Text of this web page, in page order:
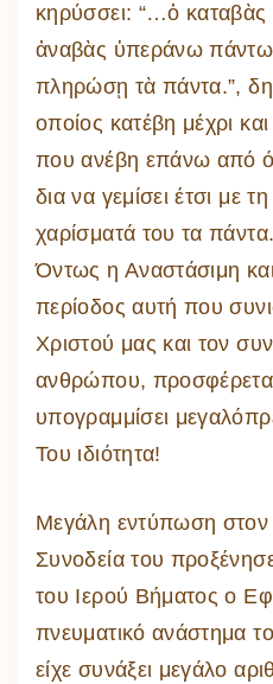
κηρύσσει: “…ὁ καταβὰς
ἀναβὰς ὑπεράνω
πληρώσῃ τὰ πάντα.”,
οποίος κατέβη μέχρι
που ανέβη επάνω από
δια να γεμίσει έτσι με
χαρίσματά του τα
Όντως η Αναστάσιμη
περίοδος αυτή που
Χριστού μας και τον
ανθρώπου, προσφέρεται
υπογραμμίσει
Του ιδιότητα!
Μεγάλη εντύπωση στον
Συνοδεία του
του Ιερού Βήματος ο
πνευματικό ανάστημα
είχε συνάξει μεγάλο